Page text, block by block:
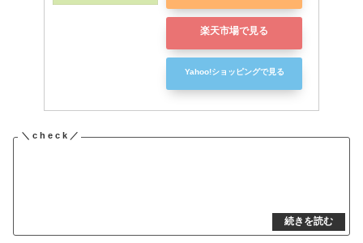
楽天市場で見る
Yahoo!ショッピングで見る